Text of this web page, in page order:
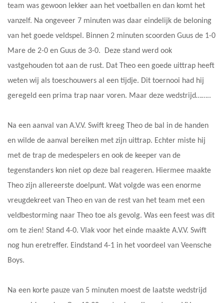
team was gewoon lekker aan het voetballen en dan komt het
vanzelf. Na ongeveer 7 minuten was daar eindelijk de beloning
van het goede veldspel. Binnen 2 minuten scoorden Guus de 1-0
Mare de 2-0 en Guus de 3-0. Deze stand werd ook
vastgehouden tot aan de rust. Dat Theo een goede uittrap heeft
weten wij als toeschouwers al een tijdje. Dit toernooi had hij
geregeld een prima trap naar voren. Maar deze wedstrijd……..
Na een aanval van A.V.V. Swift kreeg Theo de bal in de handen
en wilde de aanval bereiken met zijn uittrap. Echter miste hij
met de trap de medespelers en ook de keeper van de
tegenstanders kon niet op deze bal reageren. Hiermee maakte
Theo zijn allereerste doelpunt. Wat volgde was een enorme
vreugdekreet van Theo en van de rest van het team met een
veldbestorming naar Theo toe als gevolg. Was een feest was dit
om te zien! Stand 4-0. Vlak voor het einde maakte A.V.V. Swift
nog hun eretreffer. Eindstand 4-1 in het voordeel van Veensche
Boys.
Na een korte pauze van 5 minuten moest de laatste wedstrijd